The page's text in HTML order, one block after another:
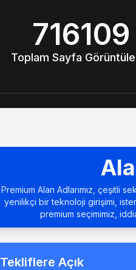
716109
Toplam Sayfa
Premium Alan Adlarımız, çeşitli
yenilikçi bir teknoloji girişimi,
premium seçimimiz,
Tekliflere Açık